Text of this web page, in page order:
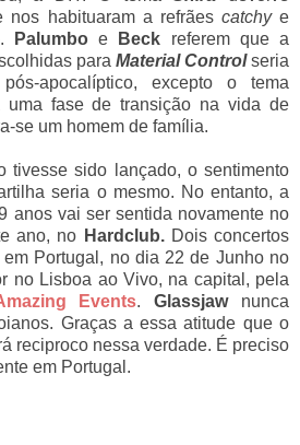
nos habituaram a refrães catchy e
Palumbo e Beck referem que a
para Material Controlseria
apocalíptico, excepto o tema
uma fase de transição na vida de
se um homem de família.
tivesse sido lançado, o sentimento
seria o mesmo. No entanto, a
anos vai ser sentida novamente no
ano, no Hardclub. Doisconcertos
em Portugal, no dia 22 de Junho no
no Lisboa ao Vivo, na capital, pela
Events.Glassjaw nunca
Graças a essa atitude que o
reciproco nessa verdade. É preciso
em Portugal.